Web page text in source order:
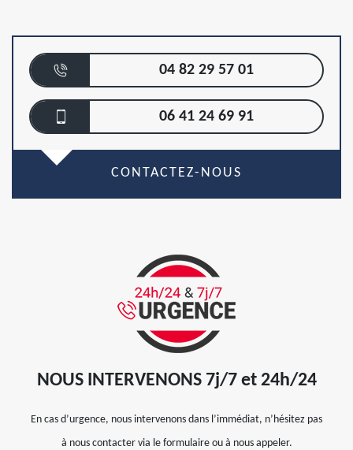
04 82 29 57 01
06 41 24 69 91
CONTACTEZ-NOUS
NOUS INTERVENONS 7j/7 et 24h/24
En cas d’urgence, nous intervenons dans l’immédiat, n’hésitez pas
à nous contacter via le formulaire ou à nous appeler.